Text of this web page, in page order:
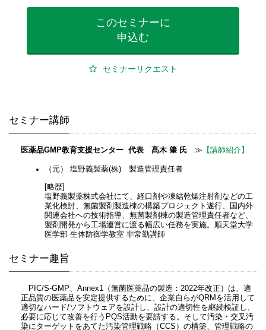
このセミナーに
申込む
セミナーリクエスト
セミナー講師
医薬品GMP教育支援センター 代表 髙木 肇 氏≫ 【講師紹介】
（元） 塩野義製薬(株) 製造管理責任者
[略歴]
塩野義製薬株式会社にて、経口剤や凍結乾燥注射剤などの工
業化検討、無菌製剤製造棟の構築プロジェクト遂行、国内外
関連会社への技術指導、無菌製剤棟の製造管理責任者など、
製剤開発から工場運営に渡る幅広い任務を実施。順天堂大学
医学部 生体防御学教室 非常勤講師
セミナー趣旨
PIC/S-GMP、Annex1（無菌医薬品の製造：2022年改正）は、適
正品質の医薬品を安定提供するために、企業自らがQRMを活用して
適切なハード/ソフトウェアを設計し、設計の適切性を継続検証し、
必要に応じて改善を行うPQS活動を要請する。そして汚染・交叉汚
染にターゲットをあてた汚染管理戦略（CCS）の構築、管理戦略の